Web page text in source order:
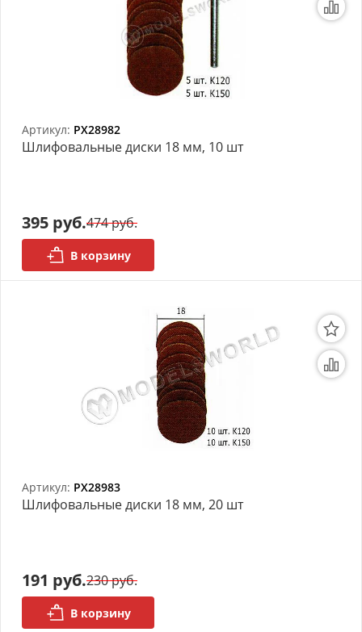
Рейки из ценных пород
Деревянные бруски
Шпон ценных пород
Подставки под миниатюры
Деревянные 3D модели
Донышки для вязания
Деревянные шкатулки
Нестандартные заготовки
Новогодние изделия
Модели из ФП смолы
АРХИВ
Артикул: PX28982
Шлифовальные диски 18 мм, 10 шт
395 руб.474 руб.
В корзину
Артикул: PX28983
Шлифовальные диски 18 мм, 20 шт
191 руб.230 руб.
В корзину